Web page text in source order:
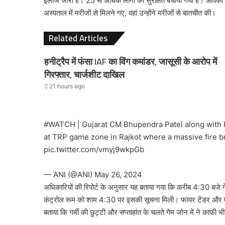
अस्पताल में मरीजों से मिलने गए, वहां उन्होंने मरीजों से बातचीत की।
Related Articles
हनीट्रैप में फंसा IAF का विंग कमांडर, जासूसी के आरोप में
गिरफ्तार, चार्जशीट दाखिल
21 hours ago
#WATCH | Gujarat CM Bhupendra Patel along
at TRP game zone in Rajkot where a massive fire
pic.twitter.com/vmyj9wkpGb
— ANI (@ANI) May 26, 2024
अधिकारियों की रिपोर्ट के अनुसार यह बताया गया कि करीब 4:30
कंट्रोल रूम को शाम 4:30 पर इसकी सूचना मिली। फायर टेंडर
बताया कि गर्मी की छुट्टी और सप्ताहांत के चलते गेम जोन में ने काफी